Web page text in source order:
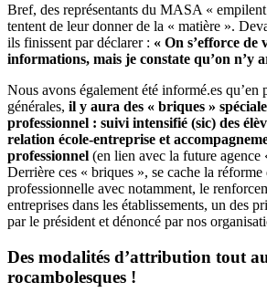
Bref, des représentants du MASA «
tentent de leur donner de la « matière ».
ils finissent par déclarer : « On s’efforce de
informations, mais je constate qu’on n’y
Nous avons également été informé.es qu’en
générales, il y aura des « briques »
professionnel : suivi intensifié (sic) des
relation école-entreprise et
professionnel (en lien avec la future agence
Derrière ces « briques », se cache la
professionnelle avec notamment, le
entreprises dans les établissements, un des
par le président et dénoncé par nos
Des modalités d’attribution tout
rocambolesques !